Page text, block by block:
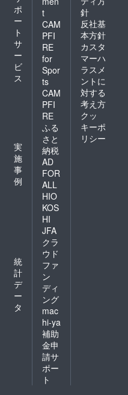
ポ
ー
ト
サ
ー
ビ
ス
実
施
事
例
統
計
デ
ー
タ
t
CAM
PFI
RE
for
Spor
ts
CAM
PFI
RE
ふる
さと
納税
AD
FOR
ALL
HIO
KOS
HI
JFA
クラ
ウド
ファ
ン
ディ
ング
mac
hi-ya
補助
金申
請サ
ポー
ト
針
反社基
本方針
カスタ
マーハ
ラスメ
ントに
対する
考え方
クッ
キーポ
リシー